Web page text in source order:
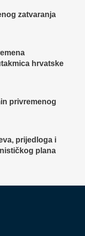
zatvaranja
hrvatske
privremenog
prijedloga i
plana